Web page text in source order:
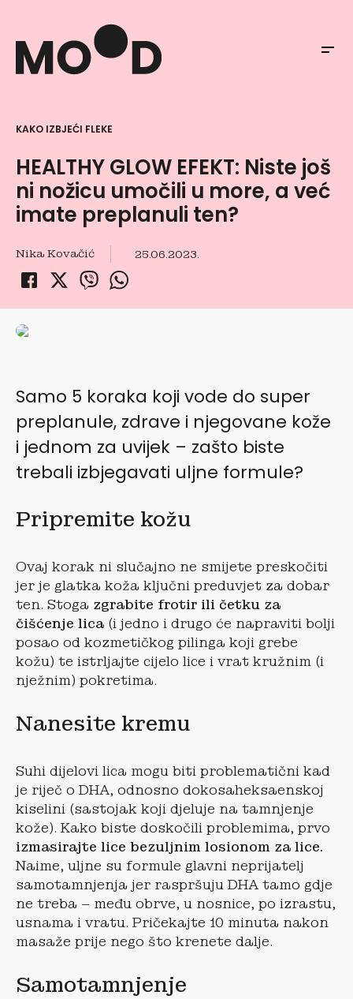
KAKO IZBJEĆI FLEKE
HEALTHY GLOW EFEKT: Niste još
ni nožicu umočili u more, a već
imate preplanuli ten?
Nika Kovačić 25.06.2023.
Samo 5 koraka koji vode do super
preplanule, zdrave i njegovane kože
i jednom za uvijek – zašto biste
trebali izbjegavati uljne formule?
Pripremite kožu
Ovaj korak ni slučajno ne smijete preskočiti
jer je glatka koža ključni preduvjet za dobar
ten. Stoga zgrabite frotir ili četku za
čišćenje lica (i jedno i drugo će napraviti bolji
posao od kozmetičkog pilinga koji grebe
kožu) te istrljajte cijelo lice i vrat kružnim (i
nježnim) pokretima.
Nanesite kremu
Suhi dijelovi lica mogu biti problematični kad
je riječ o DHA, odnosno dokosaheksaenskoj
kiselini (sastojak koji djeluje na tamnjenje
kože). Kako biste doskočili problemima, prvo
izmasirajte lice bezuljnim losionom za lice.
Naime, uljne su formule glavni neprijatelj
samotamnjenja jer raspršuju DHA tamo gdje
ne treba – među obrve, u nosnice, po izrastu,
usnama i vratu. Pričekajte 10 minuta nakon
masaže prije nego što krenete dalje.
Samotamnjenje